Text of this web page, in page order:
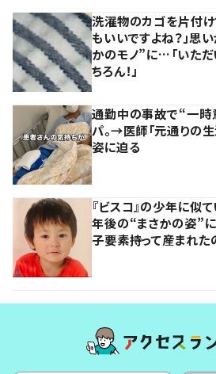
洗濯物のカゴを片付け
もいいですよね？」思
かのモノ”に…「いただ
ちろん！」
通勤中の事故で“一時
パ。→医師「元通りの
姿に迫る
『ビスコ』の少年に似
年後の“まさかの姿”に
子要素持って産まれたの